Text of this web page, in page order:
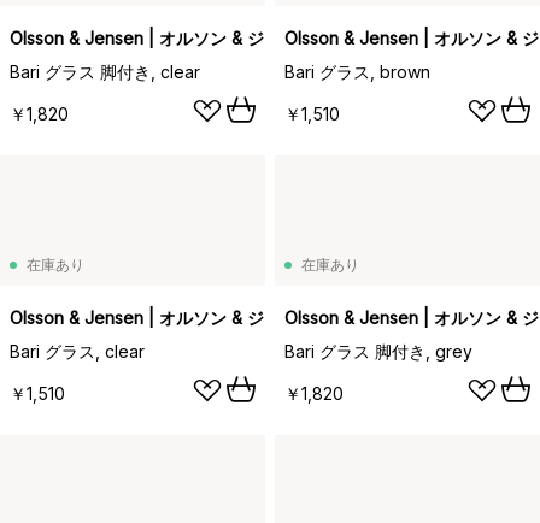
Olsson & Jensen | オルソン & ジェンセン
Bari グラス 脚付き, clear
￥1,820
Olsson & Jensen | オルソン &
Bari グラス, brown
￥1,510
在庫あり
Olsson & Jensen | オルソン & ジェンセン
Bari グラス, clear
￥1,510
在庫あり
Olsson & Jensen | オルソン &
Bari グラス 脚付き, grey
￥1,820